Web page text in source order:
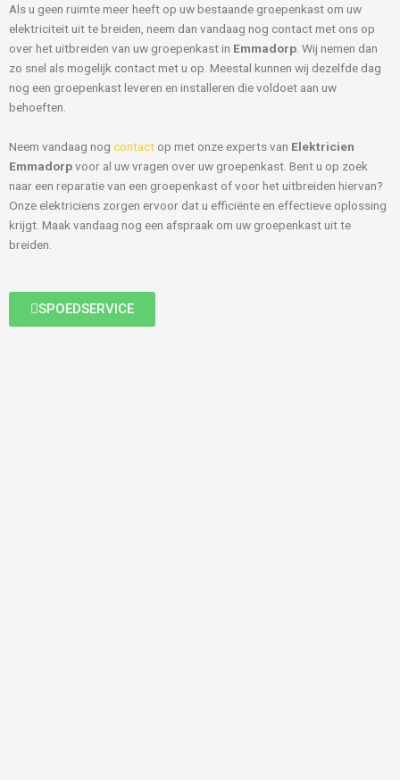
Als u geen ruimte meer heeft op uw bestaande groepenkast om uw
elektriciteit uit te breiden, neem dan vandaag nog contact met ons op
over het uitbreiden van uw groepenkast in Emmadorp . Wij nemen dan
zo snel als mogelijk contact met u op. Meestal kunnen wij dezelfde dag
nog een groepenkast leveren en installeren die voldoet aan uw
behoeften.
Neem vandaag nog contact op met onze experts van Elektricien
Emmadorpvoor al uw vragen over uw groepenkast. Bent u op zoek
naar een reparatie van een groepenkast of voor het uitbreiden hiervan?
Onze elektriciens zorgen ervoor dat u efficiënte en effectieve oplossing
krijgt. Maak vandaag nog een afspraak om uw groepenkast uit te
breiden.
SPOEDSERVICE